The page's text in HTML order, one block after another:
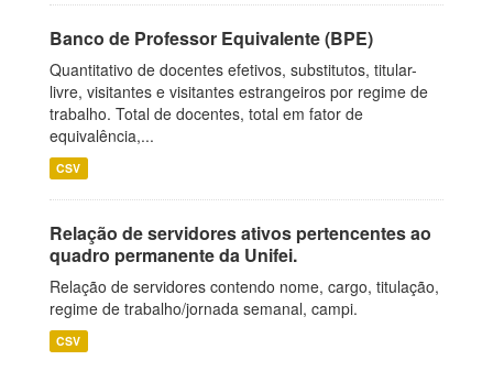
Banco de Professor Equivalente (BPE)
Quantitativo de docentes efetivos, substitutos, titular-
livre, visitantes e visitantes estrangeiros por regime de
trabalho. Total de docentes, total em fator de
equivalência,...
CSV
Relação de servidores ativos pertencentes ao
quadro permanente da Unifei.
Relação de servidores contendo nome, cargo, titulação,
regime de trabalho/jornada semanal, campi.
CSV